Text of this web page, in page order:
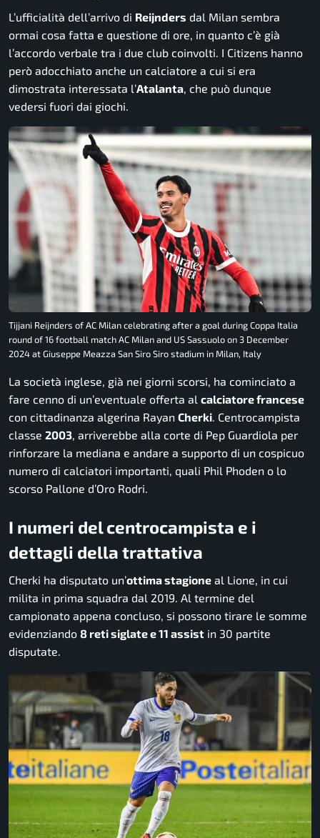
L’ufficialità dell’arrivo di Reijnders dal Milan sembra
ormai cosa fatta e questione di ore, in quanto c’è già
l’accordo verbale tra i due club coinvolti. I Citizens hanno
però adocchiato anche un calciatore a cui si era
dimostrata interessata l’Atalanta , che può dunque
vedersi fuori dai giochi.
Tijjani Reijnders of AC Milan celebrating after a goal during Coppa Italia
round of 16 football match AC Milan and US Sassuolo on 3 December
2024 at Giuseppe Meazza San Siro Siro stadium in Milan, Italy
La società inglese, già nei giorni scorsi, ha cominciato a
fare cenno di un’eventuale offerta al calciatore francese
con cittadinanza algerina Rayan Cherki . Centrocampista
classe 2003 , arriverebbe alla corte di Pep Guardiola per
rinforzare la mediana e andare a supporto di un cospicuo
numero di calciatori importanti, quali Phil Phoden o lo
scorso Pallone d’Oro Rodri.
I numeri del centrocampista e i
dettagli della trattativa
Cherki ha disputato un’ottima stagione al Lione, in cui
milita in prima squadra dal 2019. Al termine del
campionato appena concluso, si possono tirare le somme
evidenziando 8 reti siglate e 11 assist in 30 partite
disputate.